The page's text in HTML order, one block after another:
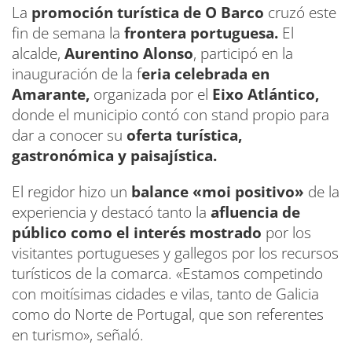
La promoción turística de O Barco cruzó este
fin de semana la frontera portuguesa. El
alcalde, Aurentino Alonso, participó en la
inauguración de la feria celebrada en
Amarante, organizada por el Eixo Atlántico,
donde el municipio contó con stand propio para
dar a conocer su oferta turística,
gastronómica y paisajística.
El regidor hizo un balance «moi positivo» de la
experiencia y destacó tanto la afluencia de
público como el interés mostrado por los
visitantes portugueses y gallegos por los recursos
turísticos de la comarca. «Estamos competindo
con moitísimas cidades e vilas, tanto de Galicia
como do Norte de Portugal, que son referentes
en turismo», señaló.